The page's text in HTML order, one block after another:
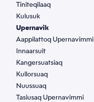
Tiniteqilaaq
Kulusuk
Upernavik
Aappilattoq Upernavimmi
Innaarsuit
Kangersuatsiaq
Kullorsuaq
Nuussuaq
Tasiusaq Upernavimmi